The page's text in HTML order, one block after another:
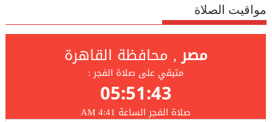
مواقيت الصلاة